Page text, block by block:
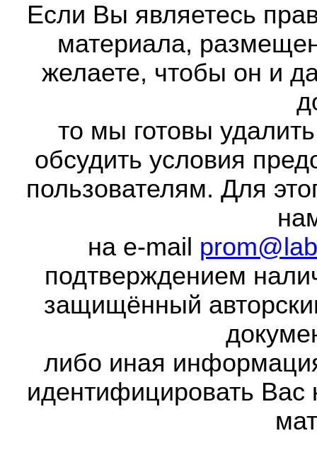
Если Вы являетесь
материала,
желаете, чтобы он и
то мы готовы
обсудить условия
пользователям. Для
на e-mail
подтверждением
защищённый
либо иная
идентифицировать Вас